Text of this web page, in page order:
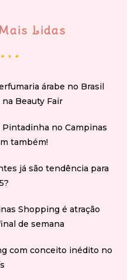
Lidas
árabe no Brasil
Beauty Fair
no Campinas
também!
já são tendência para
Shopping é atração
de semana
com conceito inédito no